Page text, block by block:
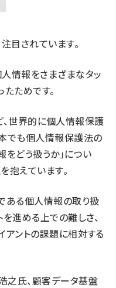
目されています。
情報をさまざまなタッ
ためです。
、世界的に個人情報保護
でも個人情報保護法の
をどう扱うか」につい
抱えています。
ある個人情報の取り扱
進める上での難しさ、
アントの課題に相対する
之氏、顧客データ基盤